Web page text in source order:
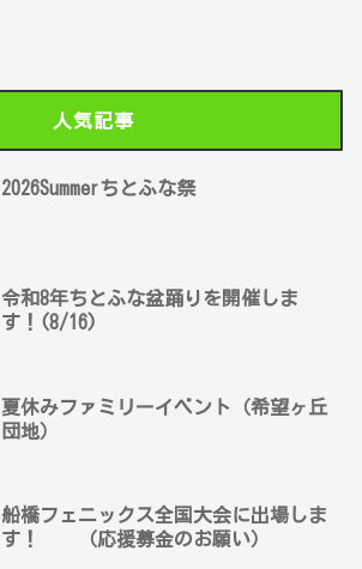
人気記事
2026Summerちとふな祭
令和8年ちとふな盆踊りを開催しま
す！(8/16)
夏休みファミリーイベント（希望ヶ丘
団地）
船橋フェニックス全国大会に出場しま
す！ （応援募金のお願い）